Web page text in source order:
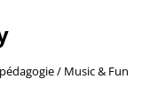
/ Music & Fun